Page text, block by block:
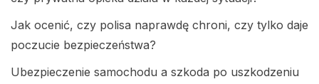
Jak ocenić, czy polisa naprawdę chroni, czy tylko daje
poczucie bezpieczeństwa?
Ubezpieczenie samochodu a szkoda po uszkodzeniu